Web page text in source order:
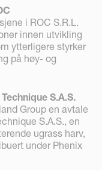
i ROC S.R.L.
innen utvikling
ytterligere styrker
på høy- og
S.A.S.
Group en avtale
S.A.S., en
ugrass harv,
under Phenix